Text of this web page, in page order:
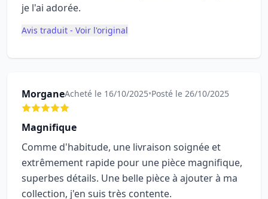
je l'ai adorée.
Avis traduit - Voir l'original
MorganeAcheté le 16/10/2025•Posté le 26/10/2025
Magnifique
Comme d'habitude, une livraison soignée et
extrêmement rapide pour une pièce magnifique,
superbes détails. Une belle pièce à ajouter à ma
collection, j'en suis très contente.